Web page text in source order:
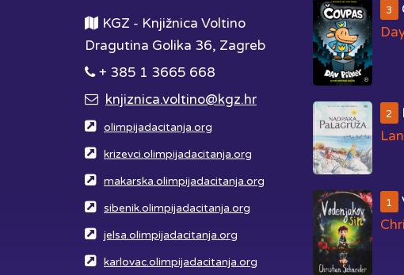
KGZ - Knjižnica Voltino
Dragutina Golika 36, Zagreb
+ 385 1 3665 668
knjiznica.voltino@kgz.hr
olimpijadacitanja.org
krizevci.olimpijadacitanja.org
makarska.olimpijadacitanja.org
sibenik.olimpijadacitanja.org
jelsa.olimpijadacitanja.org
karlovac.olimpijadacitanja.org
3
2
1